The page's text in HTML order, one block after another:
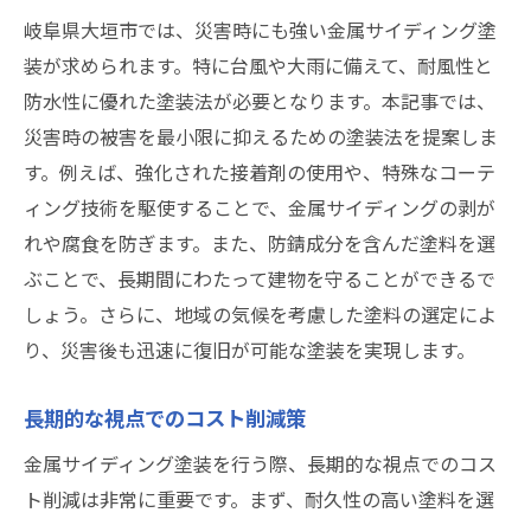
岐阜県大垣市では、災害時にも強い金属サイディング塗
装が求められます。特に台風や大雨に備えて、耐風性と
防水性に優れた塗装法が必要となります。本記事では、
災害時の被害を最小限に抑えるための塗装法を提案しま
す。例えば、強化された接着剤の使用や、特殊なコーテ
ィング技術を駆使することで、金属サイディングの剥が
れや腐食を防ぎます。また、防錆成分を含んだ塗料を選
ぶことで、長期間にわたって建物を守ることができるで
しょう。さらに、地域の気候を考慮した塗料の選定によ
り、災害後も迅速に復旧が可能な塗装を実現します。
長期的な視点でのコスト削減策
金属サイディング塗装を行う際、長期的な視点でのコス
ト削減は非常に重要です。まず、耐久性の高い塗料を選